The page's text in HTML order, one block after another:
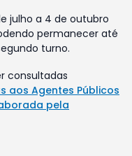
julho a 4 de outubro
permanecer até
turno.
consultadas
aos Agentes Públicos
pela